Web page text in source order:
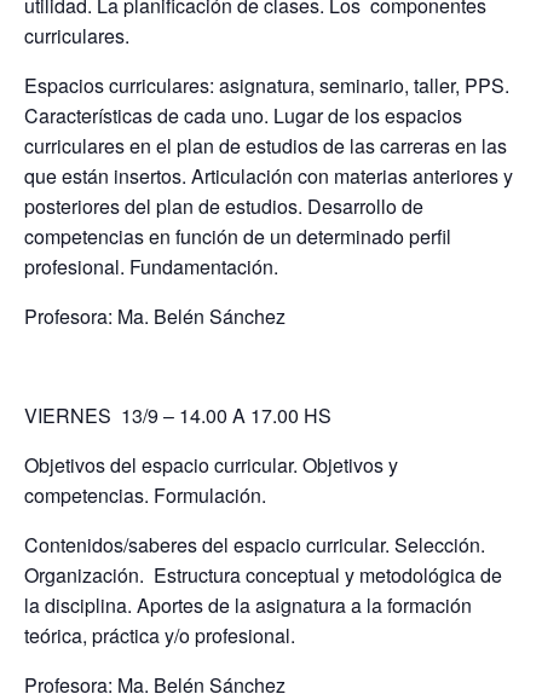
curriculares.
Espacios curriculares: asignatura, seminario, taller, PPS.
Características de cada uno. Lugar de los espacios
curriculares en el plan de estudios de las carreras en las
que están insertos. Articulación con materias anteriores y
posteriores del plan de estudios. Desarrollo de
competencias en función de un determinado perfil
profesional. Fundamentación.
Profesora: Ma. Belén Sánchez
VIERNES 13/9 – 14.00 A 17.00 HS
Objetivos del espacio curricular. Objetivos y
competencias. Formulación.
Contenidos/saberes del espacio curricular. Selección.
Organización. Estructura conceptual y metodológica de
la disciplina. Aportes de la asignatura a la formación
teórica, práctica y/o profesional.
Profesora: Ma. Belén Sánchez